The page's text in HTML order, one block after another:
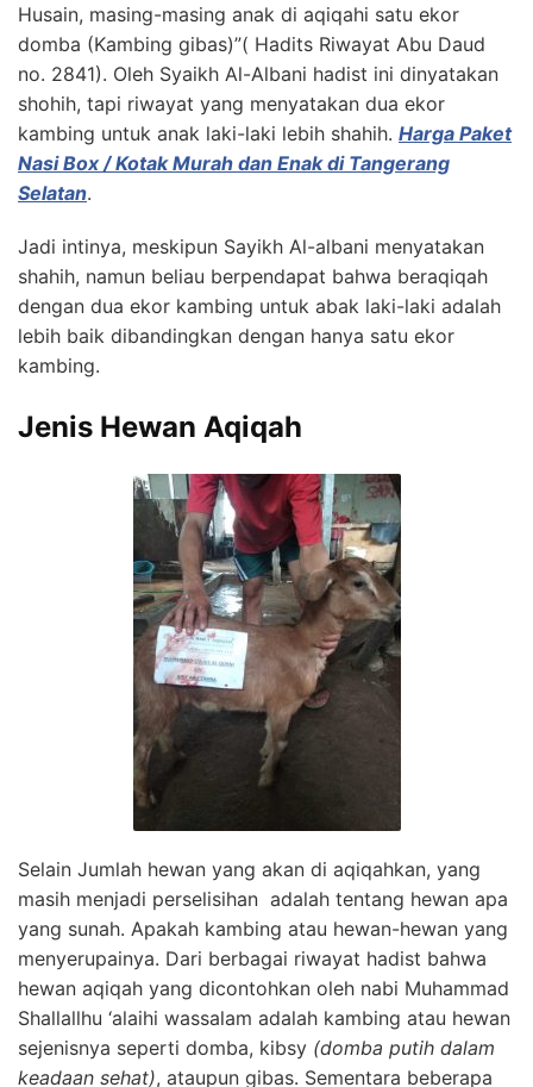
Husain, masing-masing anak di aqiqahi satu ekor
domba (Kambing gibas)”( Hadits Riwayat Abu Daud
no. 2841). Oleh Syaikh Al-Albani hadist ini dinyatakan
shohih, tapi riwayat yang menyatakan dua ekor
kambing untuk anak laki-laki lebih shahih. Harga Paket
Nasi Box / Kotak Murah dan Enak di Tangerang
Selatan.
Jadi intinya, meskipun Sayikh Al-albani menyatakan
shahih, namun beliau berpendapat bahwa beraqiqah
dengan dua ekor kambing untuk abak laki-laki adalah
lebih baik dibandingkan dengan hanya satu ekor
kambing.
Jenis Hewan Aqiqah
Selain Jumlah hewan yang akan di aqiqahkan, yang
masih menjadi perselisihan adalah tentang hewan apa
yang sunah. Apakah kambing atau hewan-hewan yang
menyerupainya. Dari berbagai riwayat hadist bahwa
hewan aqiqah yang dicontohkan oleh nabi Muhammad
Shallallhu ‘alaihi wassalam adalah kambing atau hewan
sejenisnya seperti domba, kibsy (domba putih dalam
keadaan sehat), ataupun gibas. Sementara beberapa